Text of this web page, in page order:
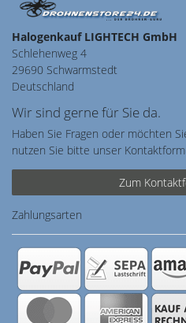
Halogenkauf LIGHTECH GmbH
Schlehenweg 4
29690 Schwarmstedt
Deutschland
Wir sind gerne für Sie da.
Haben Sie Fragen oder möchten
nutzen Sie bitte unser
Zum
Zahlungsarten